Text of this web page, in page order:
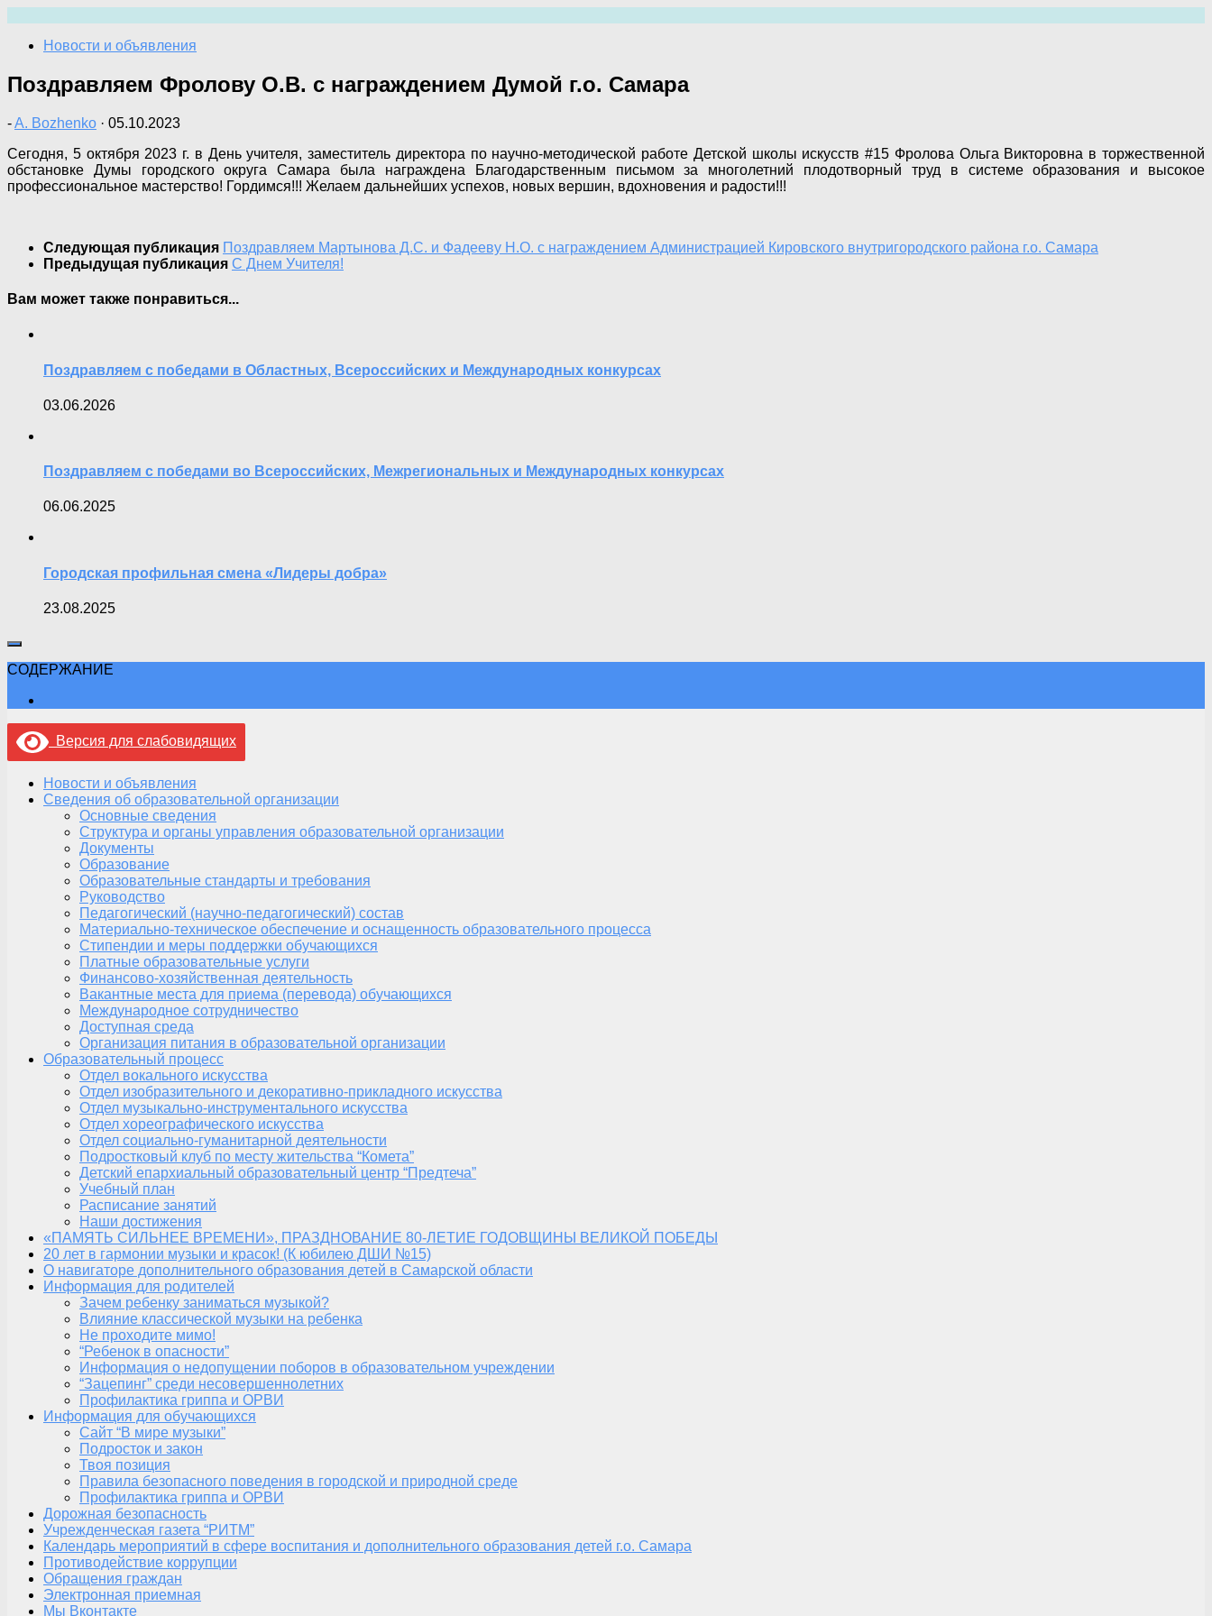
содержимому
Новости и объявления
Поздравляем Фролову О.В. с награждением Думой г.о. Самара
-A. Bozhenko · 05.10.2023
Сегодня, 5 октября 2023 г. в День учителя, заместитель директора по научно-методической работе Детской школы искусств #15 Фролова Ольга Викторовна в торжественной
обстановке Думы городского округа Самара была награждена Благодарственным письмом за многолетний плодотворный труд в системе образования и высокое
профессиональное мастерство! Гордимся!!! Желаем дальнейших успехов, новых вершин, вдохновения и радости!!!
Следующая публикация Поздравляем Мартынова Д.С. и Фадееву Н.О. с награждением Администрацией Кировского внутригородского района г.о. Самара
Предыдущая публикация С Днем Учителя!
Вам может также понравиться...
Поздравляем с победами в Областных, Всероссийских и Международных конкурсах
03.06.2026
Поздравляем с победами во Всероссийских, Межрегиональных и Международных конкурсах
06.06.2025
Городская профильная смена «Лидеры добра»
23.08.2025
СОДЕРЖАНИЕ
Версия для слабовидящих
Новости и объявления
Сведения об образовательной организации
Основные сведения
Структура и органы управления образовательной организации
Документы
Образование
Образовательные стандарты и требования
Руководство
Педагогический (научно-педагогический) состав
Материально-техническое обеспечение и оснащенность образовательного процесса
Стипендии и меры поддержки обучающихся
Платные образовательные услуги
Финансово-хозяйственная деятельность
Вакантные места для приема (перевода) обучающихся
Международное сотрудничество
Доступная среда
Организация питания в образовательной организации
Образовательный процесс
Отдел вокального искусства
Отдел изобразительного и декоративно-прикладного искусства
Отдел музыкально-инструментального искусства
Отдел хореографического искусства
Отдел социально-гуманитарной деятельности
Подростковый клуб по месту жительства “Комета”
Детский епархиальный образовательный центр “Предтеча”
Учебный план
Расписание занятий
Наши достижения
«ПАМЯТЬ СИЛЬНЕЕ ВРЕМЕНИ», ПРАЗДНОВАНИЕ 80-ЛЕТИЕ ГОДОВЩИНЫ ВЕЛИКОЙ ПОБЕДЫ
20 лет в гармонии музыки и красок! (К юбилею ДШИ №15)
О навигаторе дополнительного образования детей в Самарской области
Информация для родителей
Зачем ребенку заниматься музыкой?
Влияние классической музыки на ребенка
Не проходите мимо!
“Ребенок в опасности”
Информация о недопущении поборов в образовательном учреждении
“Зацепинг” среди несовершеннолетних
Профилактика гриппа и ОРВИ
Информация для обучающихся
Сайт “В мире музыки”
Подросток и закон
Твоя позиция
Правила безопасного поведения в городской и природной среде
Профилактика гриппа и ОРВИ
Дорожная безопасность
Учрежденческая газета “РИТМ”
Календарь мероприятий в сфере воспитания и дополнительного образования детей г.о. Самара
Противодействие коррупции
Обращения граждан
Электронная приемная
Мы Вконтакте